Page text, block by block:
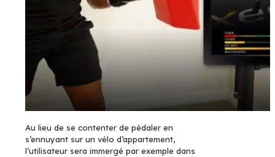
Au lieu de se contenter de pédaler en
s’ennuyant sur un vélo d’appartement,
l’utilisateur sera immergé par exemple dans